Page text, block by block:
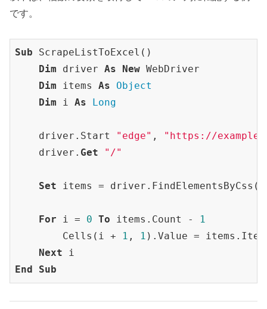
です。
Sub ScrapeListToExcel()
Dim driver As New WebDriver
Dim items As
Object
Dim i As Long
    driver.Start
"edge" ,
"https://
    driver.
Get "/"
Set items = driver.FindElementsByCss(
For i = 0 To items.Count -
1
        Cells(i +
1 , 1 ).Value =
Next
End
Sub